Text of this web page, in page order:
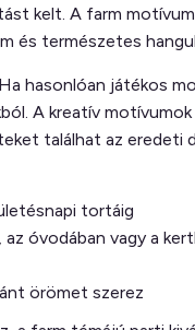
kelt. A farm
és természetes
hasonlóan játékos
A kreatív
találhat az eredeti
tortáig
óvodában vagy a
örömet szerez